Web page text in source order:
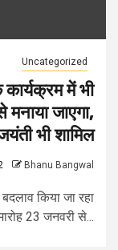
Uncategorized
में भी
जाएगा,
भी शामिल
Bhanu Bangwal
किया जा रहा
23 जनवरी से...